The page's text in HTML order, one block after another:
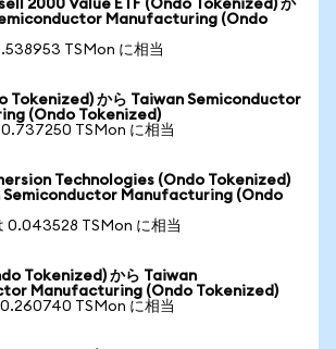
2000 Value ETF (Ondo Tokenized) か
Manufacturing (Ondo
TSMon に相当
Tokenized) から Taiwan Semiconductor
(Ondo Tokenized)
0.737250 TSMon に相当
Technologies (Ondo Tokenized)
Semiconductor Manufacturing (Ondo
0.043528 TSMon に相当
Tokenized) から Taiwan
Manufacturing (Ondo Tokenized)
0.260740 TSMon に相当